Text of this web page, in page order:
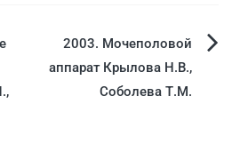
2003. Мочеполовой
аппарат Крылова Н.В.,
Соболева Т.М.